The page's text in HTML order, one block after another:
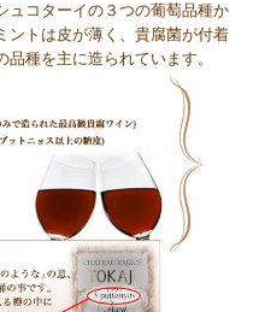
ュコターイの３つの葡萄品種か
ントは皮が薄く、貴腐菌が付着
種を主に造られています。